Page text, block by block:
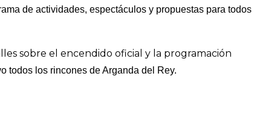
de actividades, espectáculos y propuestas para todos
sobre el encendido oficial y la programación
todos los rincones de Arganda del Rey.